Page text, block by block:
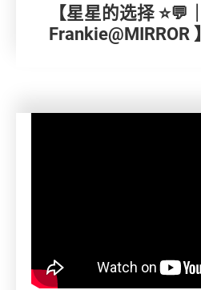
【星星的选择 ⭐💬｜
Frankie@MIRROR 】